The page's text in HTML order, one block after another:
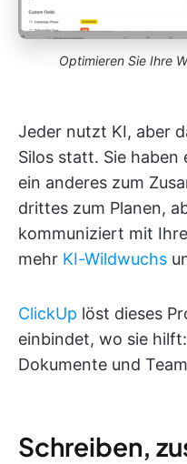
Optimieren Sie Ihre
Jeder nutzt KI, aber
Silos statt. Sie haben
ein anderes zum
drittes zum Planen,
kommuniziert mit
mehr KI-Wildwuchs
ClickUp löst dieses
einbindet, wo sie
Dokumente und
Schreiben,